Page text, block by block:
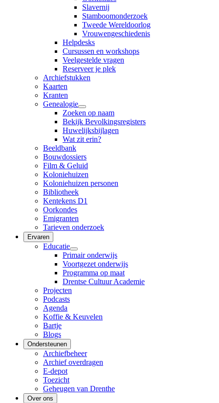
Slavernij
Stamboomonderzoek
Tweede Wereldoorlog
Vrouwengeschiedenis
Helpdesks
Cursussen en workshops
Veelgestelde vragen
Reserveer je plek
Archiefstukken
Kaarten
Kranten
Genealogie
Zoeken op naam
Bekijk Bevolkingsregisters
Huwelijksbijlagen
Wat zit erin?
Beeldbank
Bouwdossiers
Film & Geluid
Koloniehuizen
Koloniehuizen personen
Bibliotheek
Kentekens D1
Oorkondes
Emigranten
Tarieven onderzoek
Ervaren
Educatie
Primair onderwijs
Voortgezet onderwijs
Programma op maat
Drentse Cultuur Academie
Projecten
Podcasts
Agenda
Koffie & Keuvelen
Bartje
Blogs
Ondersteunen
Archiefbeheer
Archief overdragen
E-depot
Toezicht
Geheugen van Drenthe
Over ons